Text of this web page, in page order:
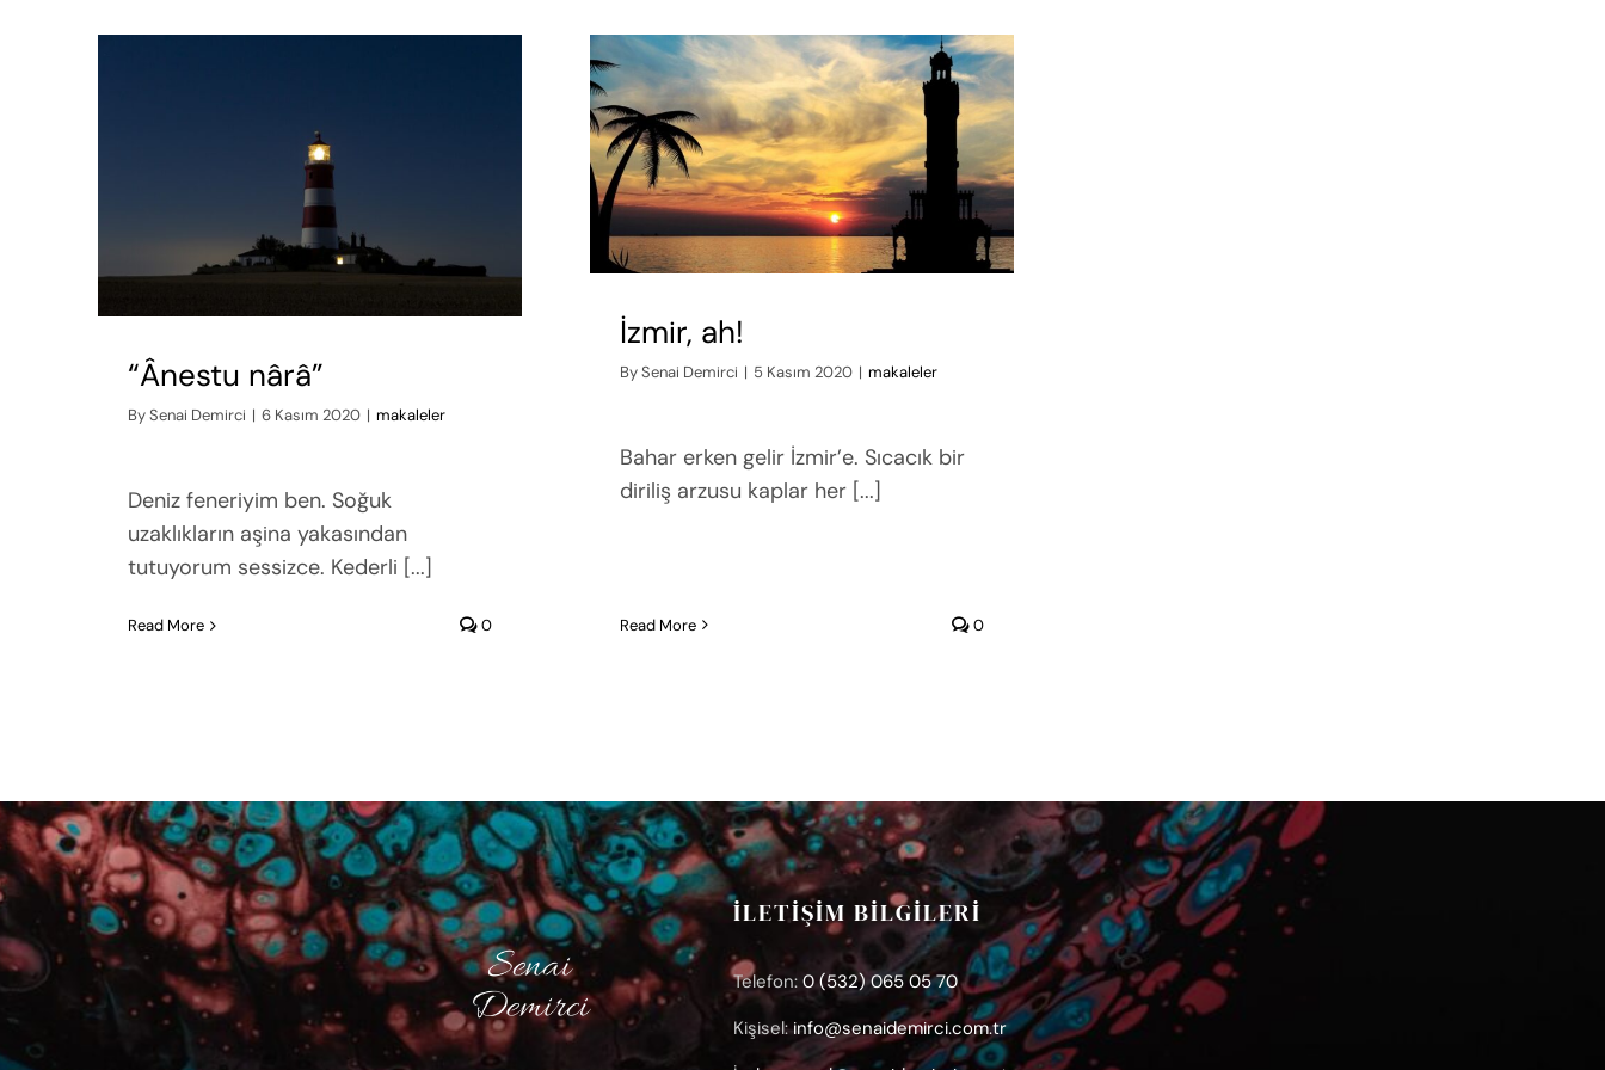
“Ânestu nârâ”
BySenai Demirci | 6 Kasım 2020 | makaleler
Deniz feneriyim ben. Soğuk
uzaklıkların aşina yakasından
tutuyorum sessizce. Kederli [...]
Read More 0
İzmir, ah!
BySenai Demirci | 5 Kasım 2020 | makaleler
Bahar erken gelir İzmir’e. Sıcacık bir
diriliş arzusu kaplar her [...]
Read More 0
İLETİŞİM BİLGİLERİ
Telefon: 0 (532) 065 05 70
Kişisel: info@senaidemirci.com.tr